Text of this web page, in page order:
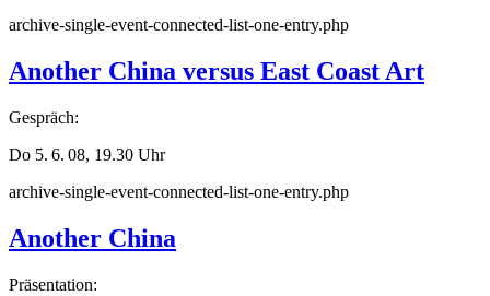
archive-single-event-connected-list-one-entry.php
Another China versus East Coast Art
Gespräch:
Do 5. 6. 08, 19.30 Uhr
archive-single-event-connected-list-one-entry.php
Another China
Präsentation: